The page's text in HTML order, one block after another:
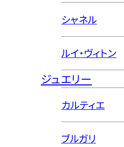
シャネル
ルイ・ヴィトン
ジュエリー
カルティエ
ブルガリ